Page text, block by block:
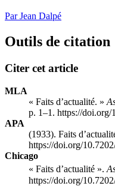
Par Jean Dalpé
Outils de citation
Citer cet article
MLA
« Faits d’actualité. »
p. 1–1. https://doi.org/
APA
(1933). Faits
https://doi.org/
Chicago
« Faits d’actualité ».
https://doi.org/